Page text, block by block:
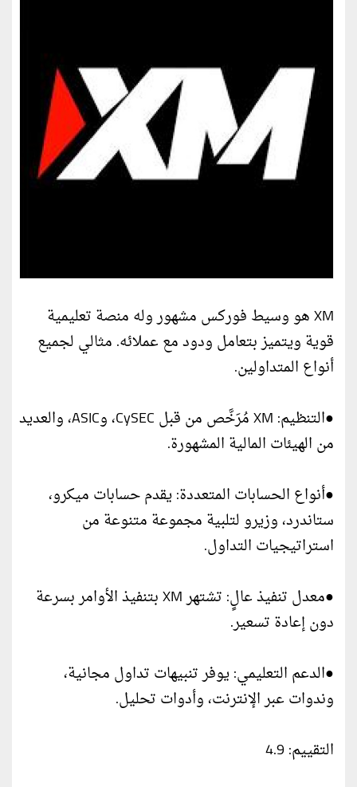
XM هو وسيط فوركس مشهور وله منصة تعليمية
قوية ويتميز بتعامل ودود مع عملائه. مثالي لجميع
أنواع المتداولين.
●التنظيم: XM مُرَخَّص من قبل CySEC، وASIC، والعديد
من الهيئات المالية المشهورة.
●أنواع الحسابات المتعددة: يقدم حسابات ميكرو،
ستاندرد، وزيرو لتلبية مجموعة متنوعة من
استراتيجيات التداول.
●معدل تنفيذ عالٍ: تشتهر XM بتنفيذ الأوامر بسرعة
دون إعادة تسعير.
●الدعم التعليمي: يوفر تنبيهات تداول مجانية،
وندوات عبر الإنترنت، وأدوات تحليل.
التقييم: 4.9